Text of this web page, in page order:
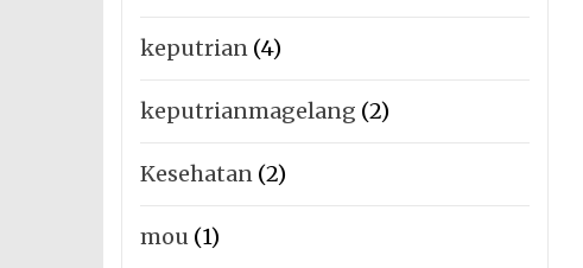
keputrian (4)
keputrianmagelang (2)
Kesehatan (2)
mou (1)